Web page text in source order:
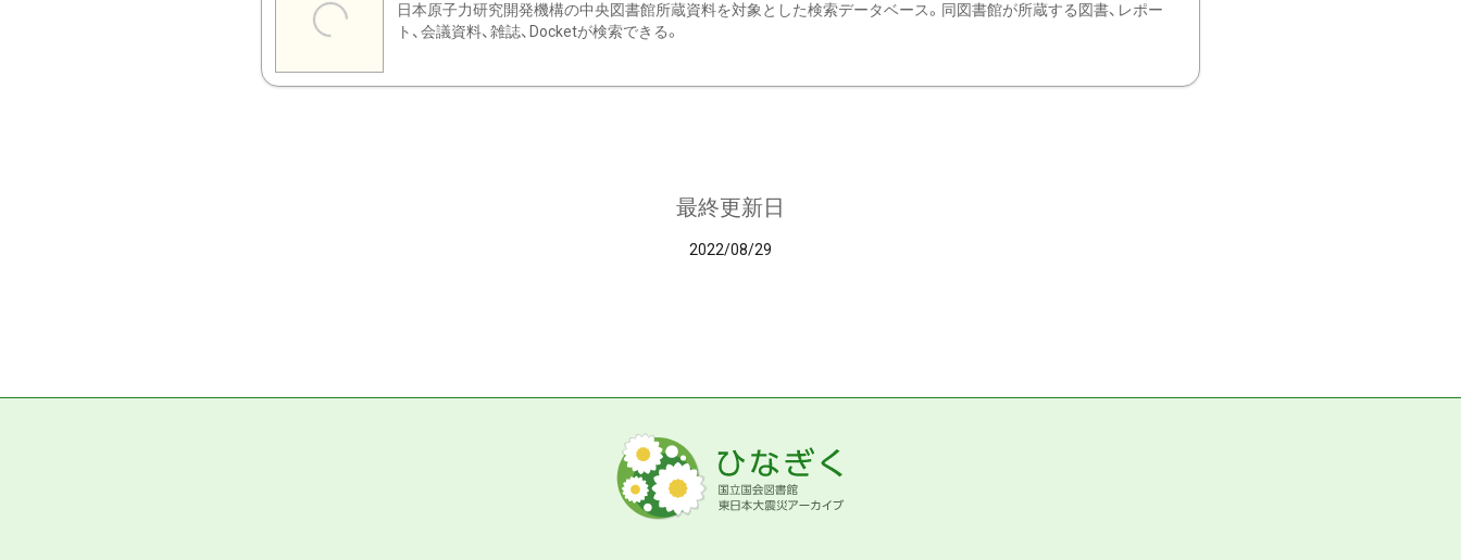
日本原子力研究開発機構の中央図書館所蔵資料を対象とした検索データベース。同図書館が所蔵する図書、レポー
ト、会議資料、雑誌、Docketが検索できる。
最終更新日
2022/08/29